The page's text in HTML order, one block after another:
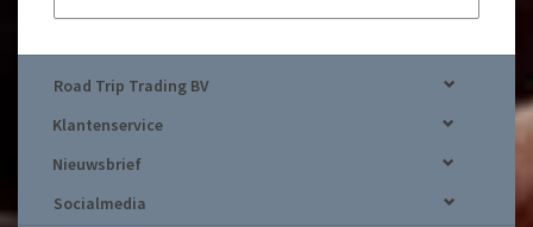
Road Trip Trading BV
Klantenservice
Nieuwsbrief
Socialmedia